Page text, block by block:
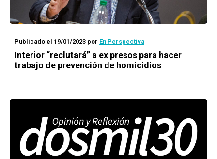
Publicado el 19/01/2023 por En Perspectiva
Interior “reclutará” a ex presos para hacer
trabajo de prevención de homicidios